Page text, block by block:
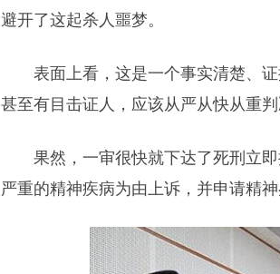
避开了这起杀人噩梦。
表面上看，这是一个事实清楚、
甚至有目击证人，应该从严从快从重判
果然，一审很快就下达了死刑立
严重的精神疾病为由上诉，并申请精神